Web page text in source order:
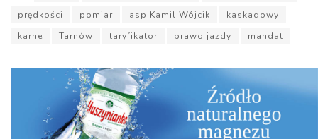
prędkości
pomiar asp Kamil Wójcik
kaskadowy
karne
Tarnów taryfikator prawo jazdy mandat